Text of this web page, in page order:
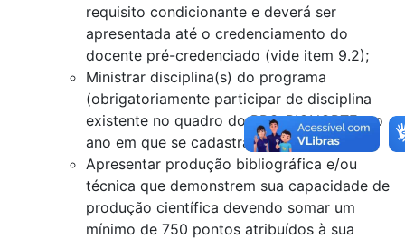
requisito condicionante e deverá ser
apresentada até o credenciamento do
docente pré-credenciado (vide item 9.2);
Ministrar disciplina(s) do programa
(obrigatoriamente participar de disciplina
existente no quadro do PPG-BIONORTE, no
ano em que se cadastrar);
Apresentar produção bibliográfica e/ou
técnica que demonstrem sua capacidade de
produção científica devendo somar um
mínimo de 750 pontos atribuídos à sua